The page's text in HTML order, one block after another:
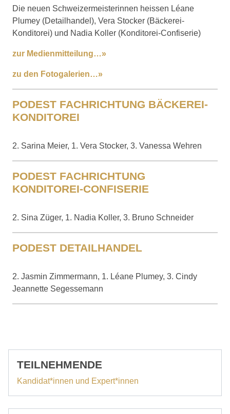
Die neuen Schweizermeisterinnen heissen Léane
Plumey (Detailhandel), Vera Stocker (Bäckerei-
Konditorei) und Nadia Koller (Konditorei-Confiserie)
zur Medienmitteilung…»
zu den Fotogalerien…»
PODEST FACHRICHTUNG BÄCKEREI-
KONDITOREI
2. Sarina Meier, 1. Vera Stocker, 3. Vanessa Wehren
PODEST FACHRICHTUNG
KONDITOREI-CONFISERIE
2. Sina Züger, 1. Nadia Koller, 3. Bruno Schneider
PODEST DETAILHANDEL
2. Jasmin Zimmermann, 1. Léane Plumey, 3. Cindy
Jeannette Segessemann
TEILNEHMENDE
Kandidat*innen und Expert*innen